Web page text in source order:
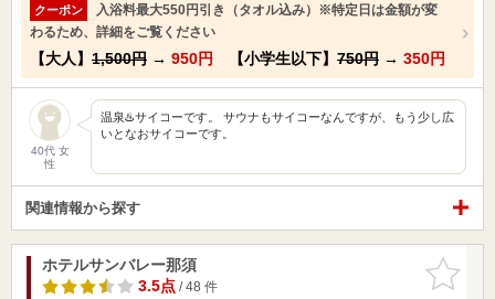
クーポン
入浴料最大550円引き（タオル込み）※特定日は金額が変
わるため、詳細をご覧ください
【大人】 1,500円 → 950円 【小学生以下】 750円 → 350円
40代 女
性
温泉♨️サイコーです。 サウナもサイコーなんですが、もう少し広
いとなおサイコーです。
関連情報から探す
お気に入
りに追加
ホテルサンバレー那須
3.5点/ 48 件